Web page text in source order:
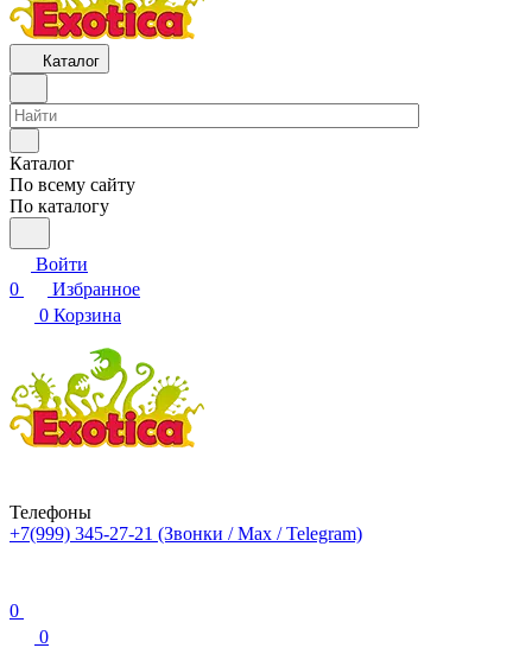
Каталог
Каталог
По всему сайту
По каталогу
Войти
0
Избранное
0 Корзина
Телефоны
+7(999) 345-27-21 (Звонки / Max / Telegram)
0
0